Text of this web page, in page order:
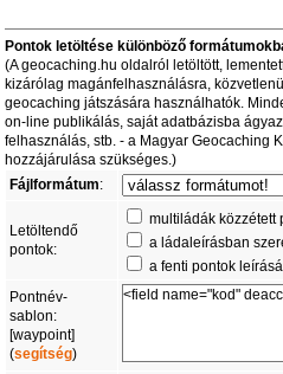
Pontok letöltése különböző
(A geocaching.hu oldalról letöltött,
kizárólag magánfelhasználásra,
geocaching játszására használhatók.
on-line publikálás, saját adatbázisba
felhasználás, stb. - a Magyar Geocaching
hozzájárulása szükséges.)
Fájlformátum:
Letöltendő
pontok:
multiládák közzétett
a ládaleírásban
a fenti pontok
Pontnév-
sablon:
[waypoint]
(segítség)